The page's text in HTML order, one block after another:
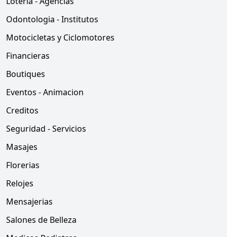
Odontologia - Institutos
Motocicletas y Ciclomotores
Financieras
Boutiques
Eventos - Animacion
Creditos
Seguridad - Servicios
Masajes
Florerias
Relojes
Mensajerias
Salones de Belleza